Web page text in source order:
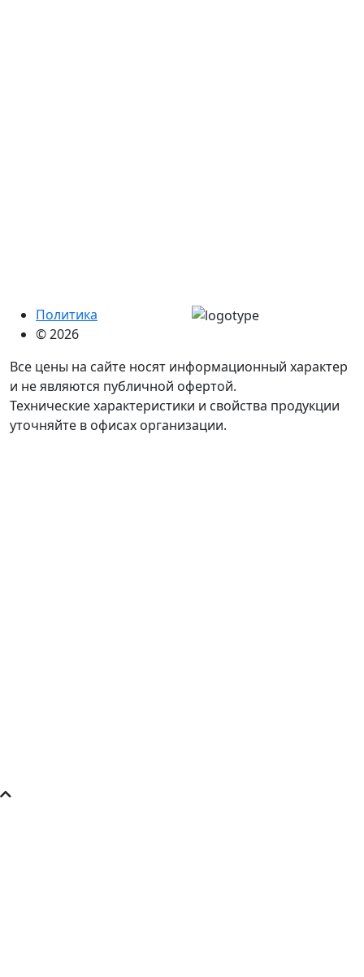
Политика
© 2026
Все цены на сайте носят информационный характер
и не являются публичной офертой.
Технические характеристики и свойства продукции
уточняйте в офисах организации.